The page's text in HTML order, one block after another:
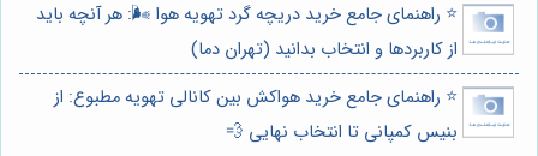
⭐️ راهنمای جامع خرید دریچه گرد تهویه هوا 🌬️: هر آنچه باید
از کاربردها و انتخاب بدانید (تهران دما)
⭐️ راهنمای جامع خرید هواکش بین کانالی تهویه مطبوع: از
بنیس کمپانی تا انتخاب نهایی 💨